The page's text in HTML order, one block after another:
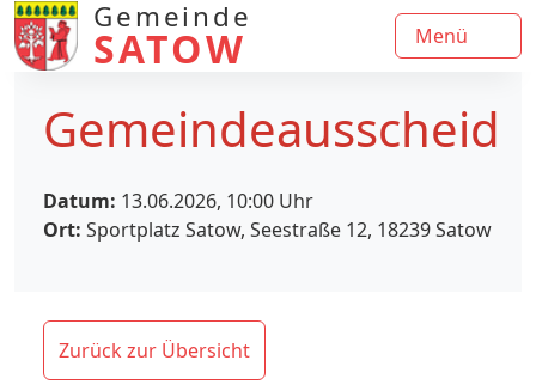
Gemeinde
SATOW Menü
Gemeindeausscheid
Datum: 13.06.2026, 10:00 Uhr
Ort: Sportplatz Satow, Seestraße 12, 18239 Satow
Zurück zur Übersicht